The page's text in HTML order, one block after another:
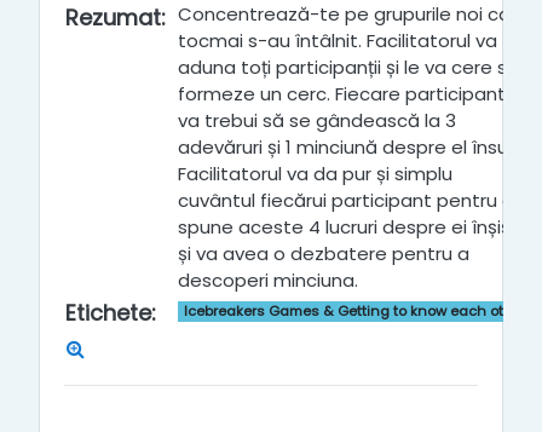
Rezumat: Concentrează-te pe grupurile noi care
tocmai s-au întâlnit. Facilitatorul va
aduna toți participanții și le va cere să
formeze un cerc. Fiecare participant
va trebui să se gândească la 3
adevăruri și 1 minciună despre el însuși.
Facilitatorul va da pur și simplu
cuvântul fiecărui participant pentru a
spune aceste 4 lucruri despre ei înșiși
și va avea o dezbatere pentru a
descoperi minciuna.
Etichete: Icebreakers Games & Getting to know each other